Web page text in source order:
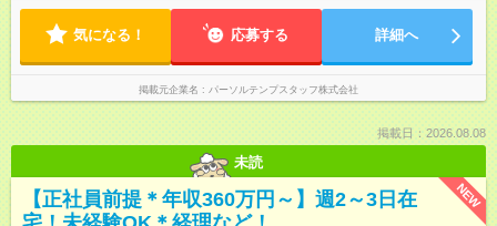
気になる！ 応募する 詳細へ
掲載元企業名 パーソルテンプスタッフ株式会社
掲載日：2026.08.08
未読
NEW
【正社員前提＊年収360万円～】週2～3日在